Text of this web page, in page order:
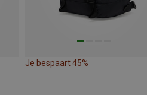
Je bespaart 45%